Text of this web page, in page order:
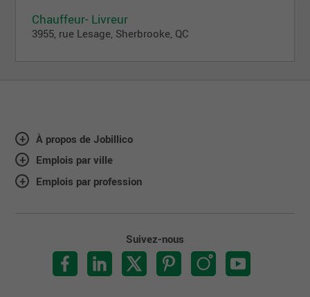
Chauffeur- Livreur
3955, rue Lesage, Sherbrooke, QC
À propos de Jobillico
Emplois par ville
Emplois par profession
Suivez-nous